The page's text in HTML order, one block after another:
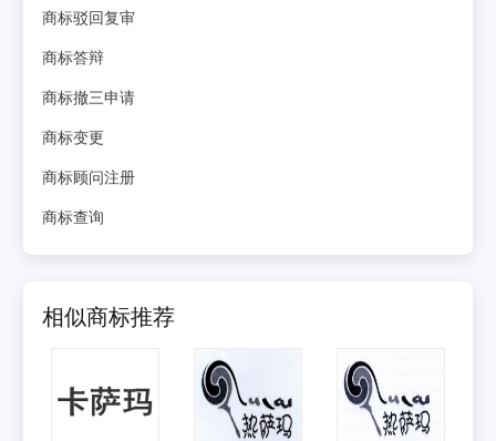
商标驳回复审
商标答辩
商标撤三申请
商标变更
商标顾问注册
商标查询
相似商标推荐